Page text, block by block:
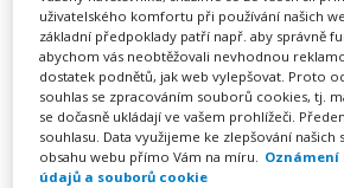
odolnosti (webinář)
PořádáZřetel, s.r.o.
TERMÍN
uživatelského komfortu při používání našich
základní předpoklady patří např. aby správně
abychom vás neobtěžovali nevhodnou
dostatek podnětů, jak web vylepšovat. Proto
souhlas se zpracováním souborů cookies, tj.
se dočasně ukládají ve vašem prohlížeči.
souhlasu. Data využijeme ke zlepšování našich
obsahu webu přímo Vám na míru. Oznámení
údajů a souborů cookie